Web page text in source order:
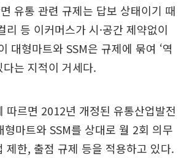
유통 관련 규제는 답보 상태이기 때
리 등 이커머스가 시·공간 제약없이
대형마트와 SSM은 규제에 묶여 ‘역
다는 지적이 거세다.
따르면 2012년 개정된 유통산업발전
형마트와 SSM를 상대로 월 2회 의무
제한, 출점 규제 등을 적용하고 있다.